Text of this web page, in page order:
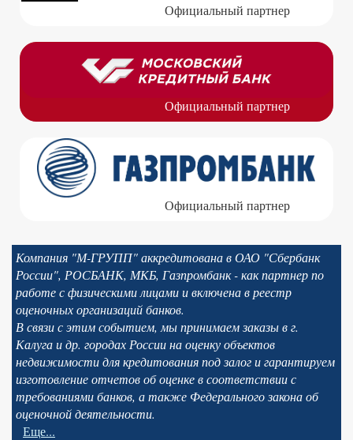
Официальный партнер
Официальный партнер
Официальный партнер
Компания "М-ГРУПП" аккредитована в ОАО "Сбербанк
России", РОСБАНК, МКБ, Газпромбанк - как партнер по
работе с физическими лицами и включена в реестр
оценочных организаций банков.
В связи с этим событием, мы принимаем заказы в г.
Калуга и др. городах России на оценку объектов
недвижимости для кредитования под залог и гарантируем
изготовление отчетов об оценке в соответствии с
требованиями банков, а также Федерального закона об
оценочной деятельности.
Еще...